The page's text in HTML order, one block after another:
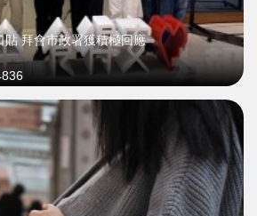
貼 拜會市政署獲積極回應